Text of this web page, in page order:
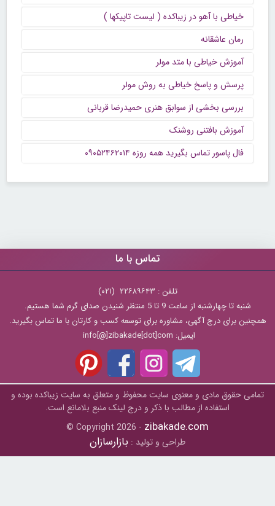
خیاطی با آهو در زیباکده ( لیست تاپیکها )
رمان عاشقانه
آموزش خیاطی با متد مولر
پرسش و پاسخ خیاطی به روش مولر
بررسی بخشی از سوابق هنری حمیدرضا قربانی
آموزش بافتنی روشنک
فال پاسور تماس بگیرید همه روزه ۰۹۰۵۲۴۶۲۰۱۴
تماس با ما
تلفن : ۲۲۶۸۹۶۴۳ (۰۲۱)
شنبه تا چهارشنبه از ساعت 9 تا 5 منتظر شنیدن صدای گرم شما هستیم.
همچنین برای درج آگهی، مشاوره برای توسعه کسب و کارتان با ما تماس بگیرید.
ایمیل: info[@]zibakade[dot]com
تمامی حقوق مادی و معنوی سایت محفوظ و متعلق به سايت زیباکده بوده و
استفاده از مطالب با ذکر و درج لینک منبع بلامانع است.
© Copyright 2026 - zibakade.com
طراحی و تولید : بازارسازان